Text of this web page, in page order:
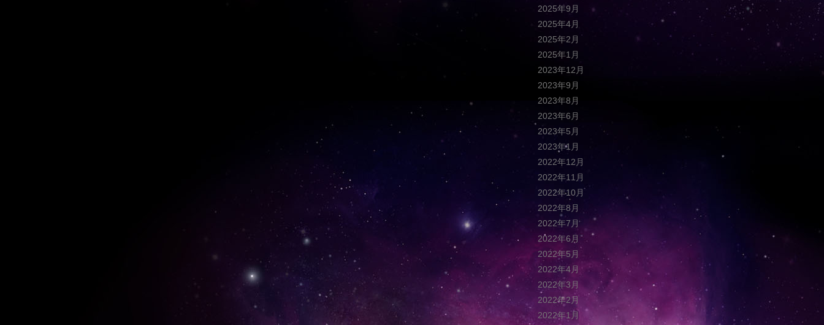
2025年9月
2025年4月
2025年2月
2025年1月
2023年12月
2023年9月
2023年8月
2023年6月
2023年5月
2023年1月
2022年12月
2022年11月
2022年10月
2022年8月
2022年7月
2022年6月
2022年5月
2022年4月
2022年3月
2022年2月
2022年1月